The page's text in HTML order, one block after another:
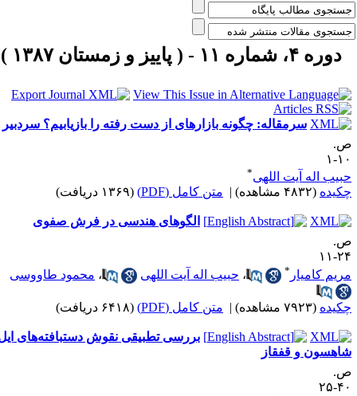
دوره ۴، شماره ۱۱ - ( پاییز و زمستان ۱۳۸۷ )
سرمقاله: چگونه بازارهای از دست رفته را بازیابیم؟ سردبیر
۱
اله آیت اللهی
(۴۸۳۲ مشاهده) | متن کامل (PDF) (۱۳۶۹ دریافت)
الگوهای هندسی در فرش صفوی
۱۱
کامیار* ،حبیب اله آیت اللهی ،محمود طاووسی
(۷۹۲۳ مشاهده) | متن کامل (PDF) (۶۴۱۸ دریافت)
بررسی تطبیقی نقوش دستبافته‌های ایل
و قفقاز
۲۵